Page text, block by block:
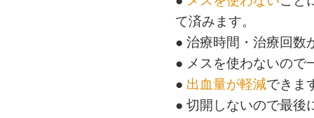
て済みます。
● 治療時間・治療回数
● メスを使わないので
● 出血量が軽減できま
● 切開しないので最後